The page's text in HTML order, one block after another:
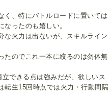
く、特にバトルロードに置いては
なったのも嬉しい。
な火力は出ないが、スキルライン
たのでこれ一本に絞るのは勿体無
できる点は強みだが、欲しいス
転生15回時点では火力・行動間隔